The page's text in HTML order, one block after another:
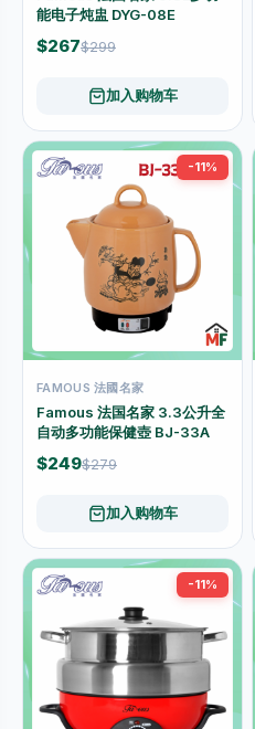
能电子炖盅 DYG-08E
$267$299
加入购物车
-11%
FAMOUS 法國名家
Famous 法国名家 3.3公升全
自动多功能保健壺 BJ-33A
$249$279
加入购物车
-11%